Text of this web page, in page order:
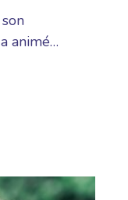
animé…